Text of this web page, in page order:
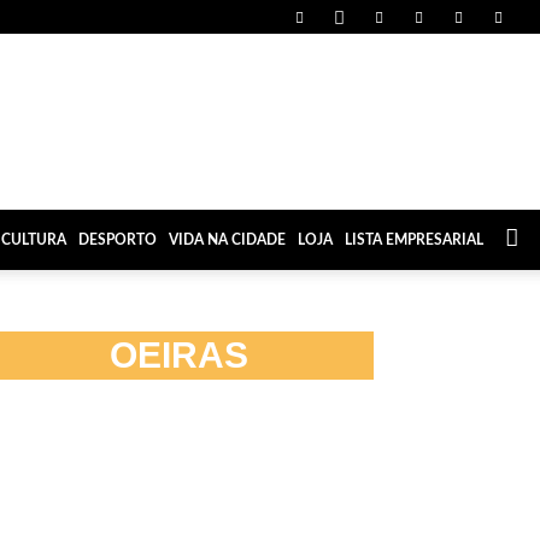
CULTURA DESPORTO VIDA NA CIDADE LOJA LISTA EMPRESARIAL
OEIRAS